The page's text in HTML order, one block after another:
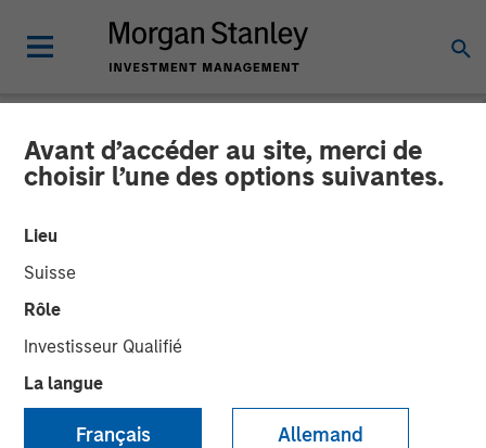
Avant d’accéder au site, merci de
choisir l’une des options suivantes.
Lieu
Suisse
Rôle
Investisseur Qualifié
La langue
Français Allemand
NEWSROOM
Fisher Container Holdings,
LLC Adds Industry Veteran
Dan Donofrio to
Management Team
05 FÉVRIER 2018